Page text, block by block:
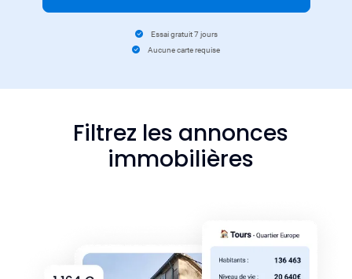
Essai gratuit 7 jours
Aucune carte requise
Filtrez les annonces
immobilières